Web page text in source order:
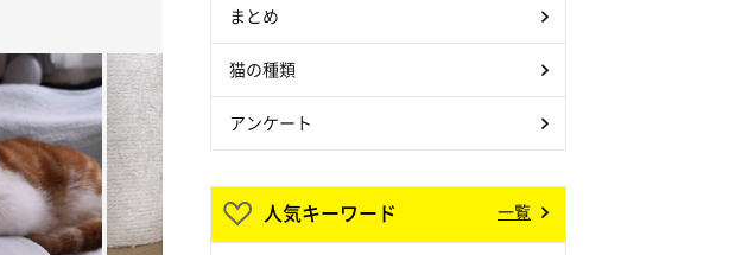
まとめ
猫の種類
アンケート
人気キーワード 一覧